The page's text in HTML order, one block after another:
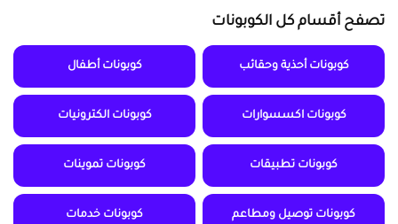
تصفح أقسام كل الكوبونات
كوبونات أحذية وحقائب كوبونات أطفال
كوبونات اكسسوارات كوبونات الكترونيات
كوبونات تطبيقات كوبونات تموينات
كوبونات توصيل ومطاعم كوبونات خدمات